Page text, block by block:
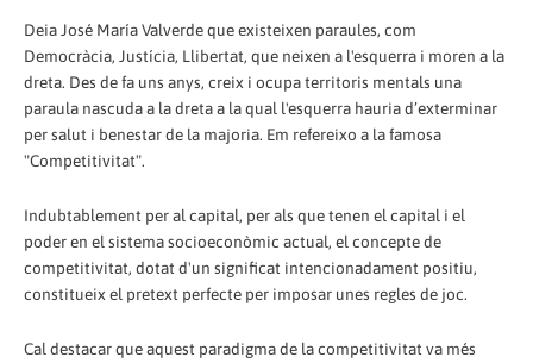
Deia José María Valverde que existeixen paraules, com
Democràcia, Justícia, Llibertat, que neixen a l'esquerra i moren a la
dreta. Des de fa uns anys, creix i ocupa territoris mentals una
paraula nascuda a la dreta a la qual l'esquerra hauria d’exterminar
per salut i benestar de la majoria. Em refereixo a la famosa
"Competitivitat".
Indubtablement per al capital, per als que tenen el capital i el
poder en el sistema socioeconòmic actual, el concepte de
competitivitat, dotat d'un significat intencionadament positiu,
constitueix el pretext perfecte per imposar unes regles de joc.
Cal destacar que aquest paradigma de la competitivitat va més